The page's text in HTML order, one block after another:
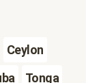
Ceylon
Tonga